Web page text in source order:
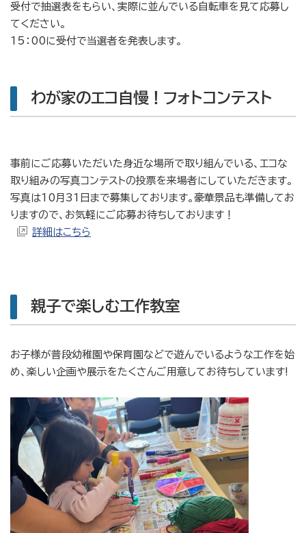
受付で抽選表をもらい、実際に並んでいる自転車を見て応募し
てください。
15：00に受付で当選者を発表します。
わが家のエコ自慢！フォトコンテスト
事前にご応募いただいた身近な場所で取り組んでいる、エコな
取り組みの写真コンテストの投票を来場者にしていただきます。
写真は10月31日まで募集しております。豪華景品も準備してお
りますので、お気軽にご応募お待ちしております！
詳細はこちら
親子で楽しむ工作教室
お子様が普段幼稚園や保育園などで遊んでいるような工作を始
め、楽しい企画や展示をたくさんご用意してお待ちしています!